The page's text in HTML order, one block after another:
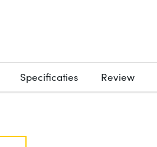
Specificaties Review